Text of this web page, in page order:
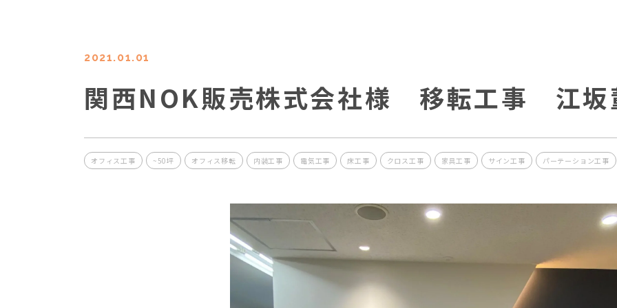
2021.01.01
関西NOK販売株式会社様 移転工事 江坂
オフィス工事 ~50坪 オフィス移転 内装工事 電気工事 床工事 クロス工事 家具工事 サイン工事 パーテーション工事